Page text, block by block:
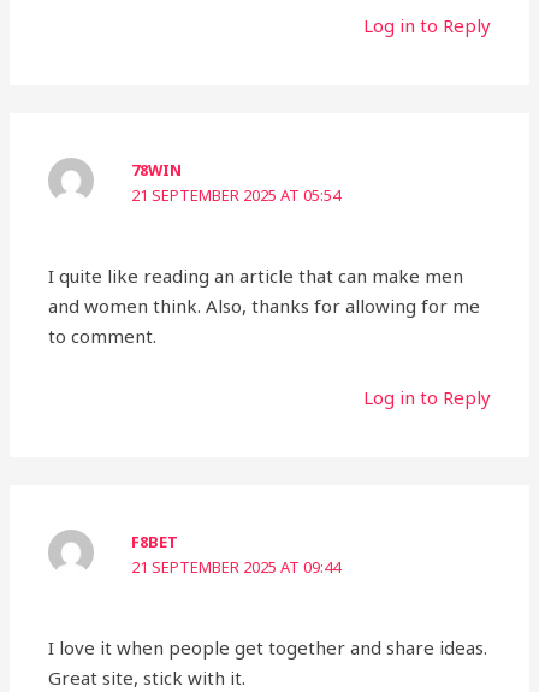
Log in to Reply
78WIN
21 SEPTEMBER 2025 AT 05:54
I quite like reading an article that can make men
and women think. Also, thanks for allowing for me
to comment.
Log in to Reply
F8BET
21 SEPTEMBER 2025 AT 09:44
I love it when people get together and share ideas.
Great site, stick with it.